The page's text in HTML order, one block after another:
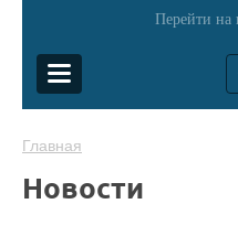
Перейти на
Главная
Новости